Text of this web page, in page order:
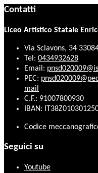
Contatti
Liceo Artistico Statale
Via Sclavons, 34
Tel: 0434932628
Email:
PEC:
mail
C.F.: 91007800930
IBAN:
Codice
Seguici su
Youtube